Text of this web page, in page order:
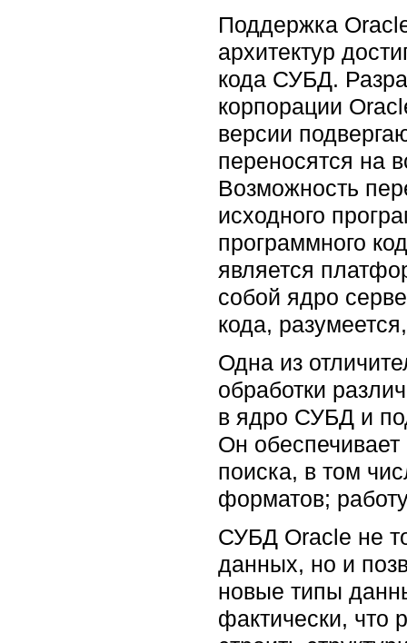
Поддержка
архитектур
кода СУБД.
корпорации
версии
переносятся на
Возможность
исходного
программного
является
собой ядро
кода,
Однa из
обработки
в ядро СУБД и
Он
поиска, в том
форматов;
СУБД Oracle не
данных, но и
новые типы
фактически, что